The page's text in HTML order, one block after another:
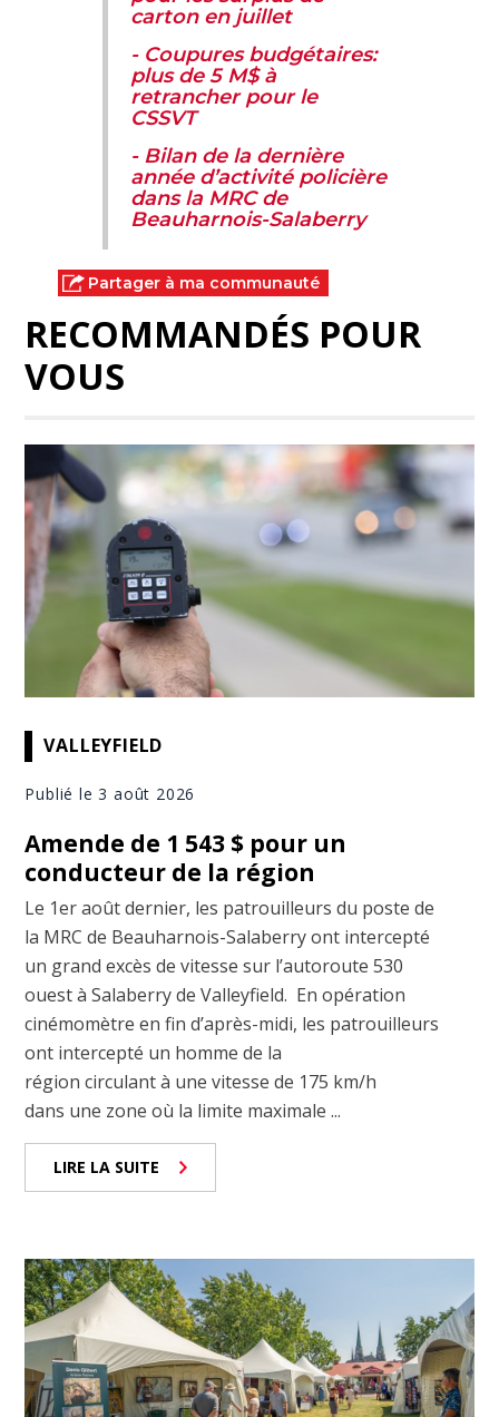
carton en juillet
- Coupures budgétaires:
plus de 5 M$ à
retrancher pour le
CSSVT
- Bilan de la dernière
année d’activité policière
dans la MRC de
Beauharnois-Salaberry
Partager à ma communauté
RECOMMANDÉS POUR
VOUS
VALLEYFIELD
Publié le 3 août 2026
Amende de 1 543 $ pour un
conducteur de la région
Le 1er août dernier, les patrouilleurs du poste de
la MRC de Beauharnois-Salaberry ont intercepté
un grand excès de vitesse sur l’autoroute 530
ouest à Salaberry de Valleyfield. En opération
cinémomètre en fin d’après-midi, les patrouilleurs
ont intercepté un homme de la
région circulant à une vitesse de 175 km/h
dans une zone où la limite maximale ...
LIRE LA SUITE